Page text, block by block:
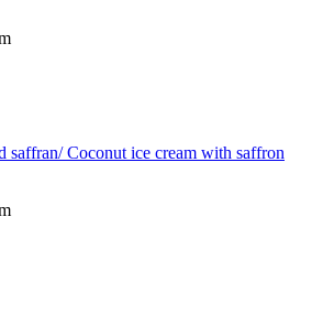
saffran/ Coconut ice cream with saffron